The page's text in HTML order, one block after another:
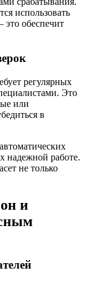
использовать
обеспечит
регулярных
Это
или
в
надежной работе.
не только
и